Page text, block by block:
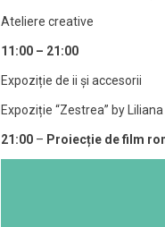
Ateliere creative
11:00 – 21:00
Expoziție de ii și accesorii
Expoziție “Zestrea” by
21:00 – Proiecție de film